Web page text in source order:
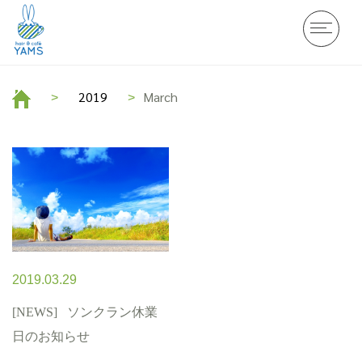
2019 March
2019.03.29
[NEWS] ソンクラン休業
日のお知らせ